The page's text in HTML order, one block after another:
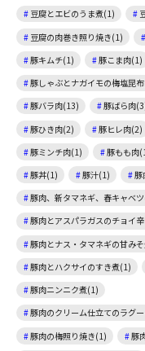
豆腐とエビのうま煮(1)
豆腐の肉巻き照り焼き(1)
豚キムチ(1)
豚こま肉(1)
豚しゃぶとナガイモの梅塩昆
豚バラ肉(13)
豚ばら肉
豚ひき肉(2)
豚ヒレ肉(2)
豚ミンチ肉(1)
豚もも肉
豚丼(1)
豚汁(1)
豚
豚肉、新タマネギ、春キャベ
豚肉とアスパラガスのチョイ
豚肉とナス・タマネギの甘み
豚肉とハクサイのすき煮(1)
豚肉ニンニク煮(1)
豚肉のクリーム仕立てのラグ
豚肉の梅照り焼き(1)
豚